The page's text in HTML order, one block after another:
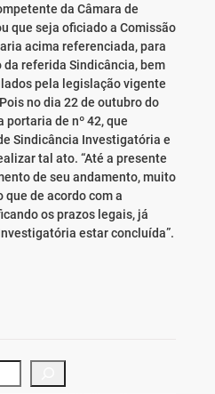
da Câmara de
que seja oficiado a Comissão
acima referenciada, para
referida Sindicância, bem
pela legislação vigente
no dia 22 de outubro do
portaria de nº 42, que
Sindicância Investigatória e
tal ato. “Até a presente
de seu andamento, muito
que de acordo com a
os prazos legais, já
estar concluída”.